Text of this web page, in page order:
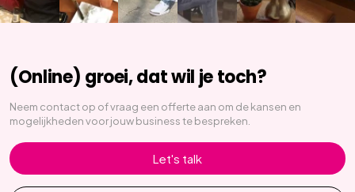
(Online) groei, dat wil je toch?
Neem contact op of vraag een offerte aan om de kansen en
mogelijkheden voor jouw business te bespreken.
Let's talk